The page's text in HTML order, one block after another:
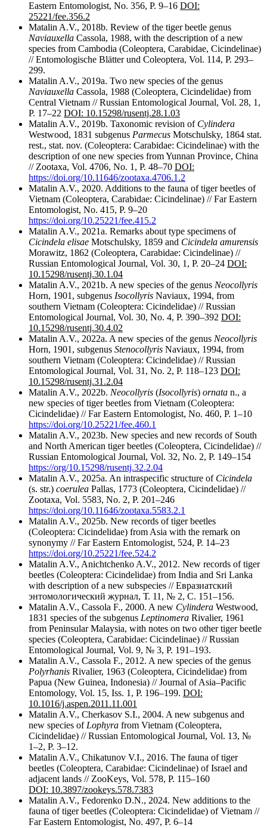
Eastern Entomologist, No. 356, P. 9–16 DOI:
25221/fee.356.2
Matalin A.V., 2018b. Review of the tiger beetle genus
Naviauxella Cassola, 1988, with the description of a new
species from Cambodia (Coleoptera, Carabidae, Cicindelinae)
// Entomologische Blätter und Coleoptera, Vol. 114, P. 293–
299.
Matalin A.V., 2019a. Two new species of the genus
Naviauxella Cassola, 1988 (Coleoptera, Cicindelidae) from
Central Vietnam // Russian Entomological Journal, Vol. 28, 1,
P. 17–22 DOI: 10.15298/rusentj.28.1.03
Matalin A.V., 2019b. Taxonomic revision of Cylindera
Westwood, 1831 subgenus Parmecus Motschulsky, 1864 stat.
rest., stat. nov. (Coleoptera: Carabidae: Cicindelinae) with the
description of one new species from Yunnan Province, China
// Zootaxa, Vol. 4706, No. 1, P. 48–70 DOI:
https://doi.org/10.11646/zootaxa.4706.1.2
Matalin A.V., 2020. Additions to the fauna of tiger beetles of
Vietnam (Coleoptera, Carabidae: Cicindelinae) // Far Eastern
Entomologist, No. 415, P. 9–20
https://doi.org/10.25221/fee.415.2
Matalin A.V., 2021a. Remarks about type specimens of
Cicindela elisae Motschulsky, 1859 and Cicindela amurensis
Morawitz, 1862 (Coleoptera, Carabidae: Cicindelinae) //
Russian Entomological Journal, Vol. 30, 1, P. 20–24 DOI:
10.15298/rusentj.30.1.04
Matalin A.V., 2021b. A new species of the genus Neocollyris
Horn, 1901, subgenus Isocollyris Naviaux, 1994, from
southern Vietnam (Coleoptera: Cicindelidae) // Russian
Entomological Journal, Vol. 30, No. 4, P. 390–392 DOI:
10.15298/rusentj.30.4.02
Matalin A.V., 2022a. A new species of the genus Neocollyris
Horn, 1901, subgenus Stenocollyris Naviaux, 1994, from
southern Vietnam (Coleoptera: Cicindelidae) // Russian
Entomological Journal, Vol. 31, No. 2, P. 118–123 DOI:
10.15298/rusentj.31.2.04
Matalin A.V., 2022b. Neocollyris (Isocollyris) ornata n., a
new species of tiger beetles from Vietnam (Coleoptera:
Cicindelidae) // Far Eastern Entomologist, No. 460, P. 1–10
https://doi.org/10.25221/fee.460.1
Matalin A.V., 2023b. New species and new records of South
and North American tiger beetles (Coleoptera, Cicindelidae) //
Russian Entomological Journal, Vol. 32, No. 2, P. 149–154
https://org/10.15298/rusentj.32.2.04
Matalin A.V., 2025a. An intraspecific structure of Сicindela
(s. str.) coerulea Pallas, 1773 (Coleoptera, Cicindelidae) //
Zootaxa, Vol. 5583, No. 2, P. 201–246
https://doi.org/10.11646/zootaxa.5583.2.1
Matalin A.V., 2025b. New records of tiger beetles
(Coleoptera: Cicindelidae) from Asia with the remark on
synonymy // Far Eastern Entomologist, 524, P. 14–23
https://doi.org/10.25221/fee.524.2
Matalin A.V., Anichtchenko A.V., 2012. New records of tiger
beetles (Coleoptera: Cicindelidae) from India and Sri Lanka
with description of a new subspecies // Евразиатский
энтомологический журнал, Т. 11, № 2, С. 151–156.
Matalin A.V., Cassola F., 2000. A new Cylindera Westwood,
1831 species of the subgenus Leptinomera Rivalier, 1961
from Peninsular Malaysia, with notes on two other tiger beetle
species (Coleoptera, Carabidae: Cicindelinae) // Russian
Entomological Journal, Vol. 9, № 3, P. 191–193.
Matalin A.V., Cassola F., 2012. A new species of the genus
Polyrhanis Rivalier, 1963 (Coleoptera, Cicindelidae) from
Papua (New Guinea, Indonesia) // Journal of Asia–Pacific
Entomology, Vol. 15, Iss. 1, P. 196–199. DOI:
10.1016/j.aspen.2011.11.001
Matalin A.V., Cherkasov S.I., 2004. A new subgenus and
new species of Lophyra from Vietnam (Coleoptera,
Cicindelidae) // Russian Entomological Journal, Vol. 13, №
1–2, P. 3–12.
Matalin A.V., Chikatunov V.I., 2016. The fauna of tiger
beetles (Coleoptera, Carabidae: Cicindelinae) of Israel and
adjacent lands // ZooKeys, Vol. 578, P. 115–160
DOI: 10.3897/zookeys.578.7383
Matalin A.V., Fedorenko D.N., 2024. New additions to the
fauna of tiger beetles (Coleoptera: Cicindelidae) of Vietnam //
Far Eastern Entomologist, No. 497, P. 6–14